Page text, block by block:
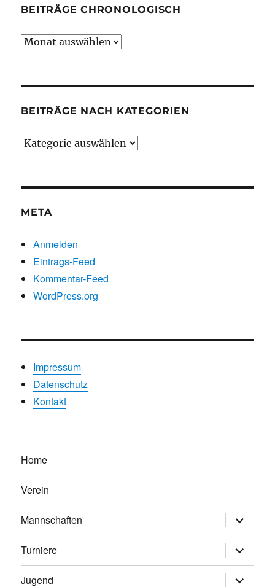
BEITRÄGE CHRONOLOGISCH
Beiträge
BEITRÄGE NACH KATEGORIEN
Beiträge
META
Anmelden
Eintrags-Feed
Kommentar-Feed
WordPress.org
Impressum
Datenschutz
Kontakt
Home
Verein
Mannschaften
anzeigen
Turniere
anzeigen
Jugend